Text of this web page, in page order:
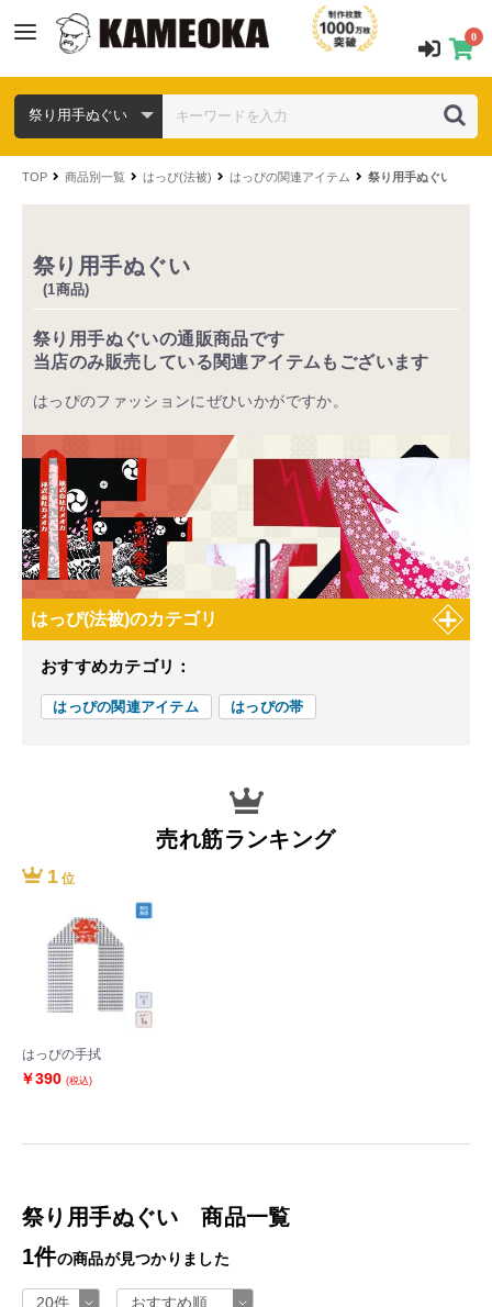
0
TOP 商品別一覧 はっぴ(法被) はっぴの関連アイテム 祭り用手ぬぐい
祭り用手ぬぐい
(1商品)
祭り用手ぬぐいの通販商品です
当店のみ販売している関連アイテムもございます
はっぴのファッションにぜひいかがですか。
はっぴ(法被)のカテゴリ
おすすめカテゴリ：
はっぴの関連アイテム はっぴの帯
売れ筋ランキング
1位
はっぴの手拭
￥390 (税込)
祭り用手ぬぐい 商品一覧
1件の商品が見つかりました